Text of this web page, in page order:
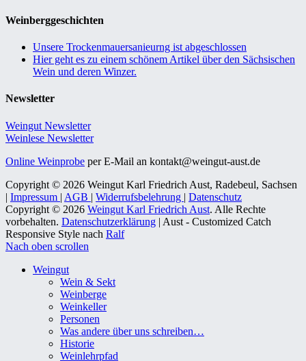
Weinberggeschichten
Unsere Trockenmauersanieurng ist abgeschlossen
Hier geht es zu einem schönem Artikel über den Sächsischen
Wein und deren Winzer.
Newsletter
Weingut Newsletter
Weinlese Newsletter
Online Weinprobe per E-Mail an kontakt@weingut-aust.de
Copyright © 2026 Weingut Karl Friedrich Aust, Radebeul, Sachsen
| Impressum | AGB | Widerrufsbelehrung | Datenschutz
Copyright © 2026 Weingut Karl Friedrich Aust. Alle Rechte
vorbehalten. Datenschutzerklärung | Aust - Customized Catch
Responsive Style nach Ralf
Nach oben scrollen
Weingut
Wein & Sekt
Weinberge
Weinkeller
Personen
Was andere über uns schreiben…
Historie
Weinlehrpfad